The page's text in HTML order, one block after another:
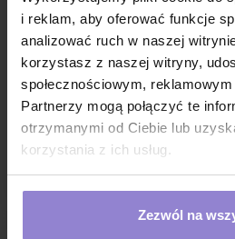
i reklam, aby oferować funkcje
analizować ruch w naszej
korzystasz z naszej witryny,
społecznościowym,
Partnerzy mogą połączyć te
otrzymanymi od Ciebie lub
korzystania z ich usług.
Zezwól na
Podkład higieniczny na rolce
50cm x 50cm różowy
podfoliowany 54g MedixPro
480szt
221,70 zł
w tym8%VAT
1 sztuka:36.95 zł brutto
DO KOSZYKA
w